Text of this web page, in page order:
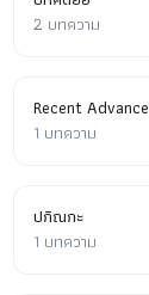
2 บทความ
Recent Advance
1 บทความ
ปกิณกะ
1 บทความ